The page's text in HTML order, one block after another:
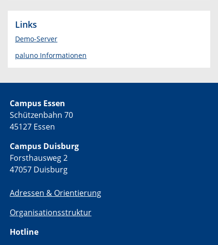
Links
Demo-Server
paluno Informationen
Campus Essen
Schützenbahn 70
45127 Essen
Campus Duisburg
Forsthausweg 2
47057 Duisburg
Adressen & Orientierung
Organisationsstruktur
Hotline